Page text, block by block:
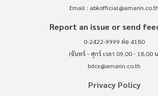
Email : abkofficial@amarin.co.th
Report an issue or send
0-2422-9999 ต่อ 4180
(จันทร์ - ศุกร์ เวลา 09.00 - 18.00
bdcx@amarin.co.th
Privacy Policy